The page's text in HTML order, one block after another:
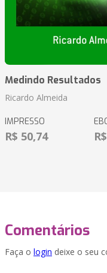
Medindo Resultados
Ricardo Almeida
IMPRESSO
R$ 50,74
Comentários
Faça o login deixe o seu